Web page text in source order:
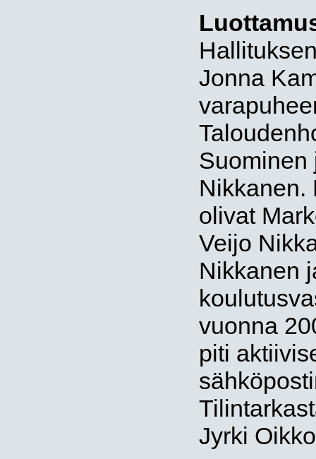
Jonna
Suominen
Nikkanen.
olivat
Veijo
Nikkanen
vuonna
piti
Jyrki